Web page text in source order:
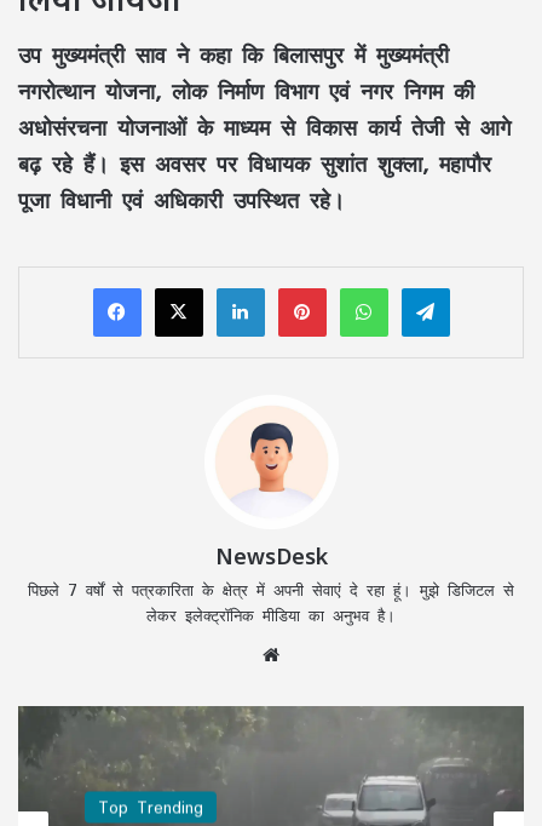
उप मुख्यमंत्री साव ने कहा कि बिलासपुर में मुख्यमंत्री
नगरोत्थान योजना, लोक निर्माण विभाग एवं नगर निगम की
अधोसंरचना योजनाओं के माध्यम से विकास कार्य तेजी से आगे
बढ़ रहे हैं। इस अवसर पर विधायक सुशांत शुक्ला, महापौर
पूजा विधानी एवं अधिकारी उपस्थित रहे।
LinkedInPinterestWhatsAppTelegram
NewsDesk
पिछले 7 वर्षों से पत्रकारिता के क्षेत्र में अपनी सेवाएं दे रहा हूं। मुझे डिजिटल से
लेकर इलेक्ट्रॉनिक मीडिया का अनुभव है।
Top Trending